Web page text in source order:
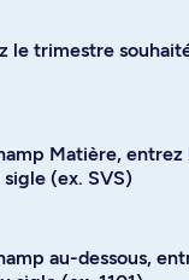
le trimestre
Matière,
(ex. SVS)
au-dessous,